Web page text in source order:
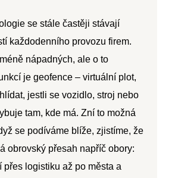
se stále častěji stávají
každodenního provozu firem.
nápadných, ale o to
je geofence– virtuální plot,
jestli se vozidlo, stroj nebo
tam, kde má. Zní to možná
se podíváme blíže, zjistíme, že
obrovský přesah napříč obory:
přes logistiku až po města a